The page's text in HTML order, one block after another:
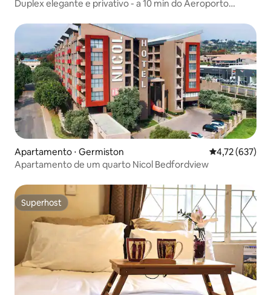
Duplex elegante e privativo - a 10 min do Aeroporto
Apartamento ⋅ Germiston 4,72 de uma
4,72 (637)
Apartamento de um quarto Nicol Bedfordview
Superhost
Superhost